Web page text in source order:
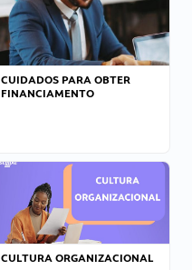
CUIDADOS PARA OBTER
FINANCIAMENTO
CULTURA ORGANIZACIONAL